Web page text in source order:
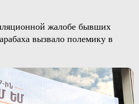
жалобе бывших
вызвало полемику в